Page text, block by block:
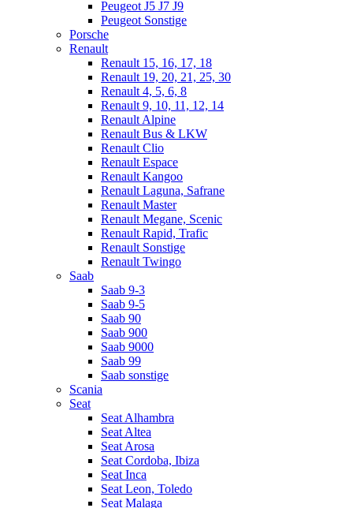
Peugeot J5 J7 J9
Peugeot Sonstige
Porsche
Renault
Renault 15, 16, 17, 18
Renault 19, 20, 21, 25, 30
Renault 4, 5, 6, 8
Renault 9, 10, 11, 12, 14
Renault Alpine
Renault Bus & LKW
Renault Clio
Renault Espace
Renault Kangoo
Renault Laguna, Safrane
Renault Master
Renault Megane, Scenic
Renault Rapid, Trafic
Renault Sonstige
Renault Twingo
Saab
Saab 9-3
Saab 9-5
Saab 90
Saab 900
Saab 9000
Saab 99
Saab sonstige
Scania
Seat
Seat Alhambra
Seat Altea
Seat Arosa
Seat Cordoba, Ibiza
Seat Inca
Seat Leon, Toledo
Seat Malaga